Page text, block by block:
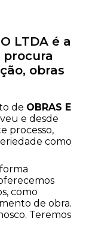
LTDA é a
procura
obras
de OBRAS E
e desde
processo,
como
como
de obra.
Teremos